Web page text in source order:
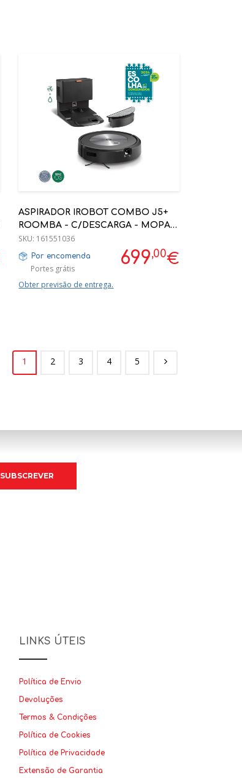
ASPIRADOR IROBOT COMBO J5+
ROOMBA - C/DESCARGA - MOPA E
PRECISIONVISION REF: J557840
699,00€
SKU: 161551036
Por encomenda
Portes grátis
Obter previsão de entrega.
1 2 3 4 5
LINKS ÚTEIS
Política de Envio
Devoluções
Termos & Condições
Política de Cookies
Política de Privacidade
Extensão de Garantia